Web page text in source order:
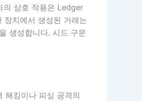
의 상호 작용은 Ledger
치에서 생성된 거래는
생성합니다. 시드 구문
해킹이나 피싱 공격의